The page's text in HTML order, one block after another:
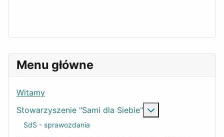
Menu główne
Witamy
Stowarzyszenie "Sami dla Siebie"
SdS - sprawozdania